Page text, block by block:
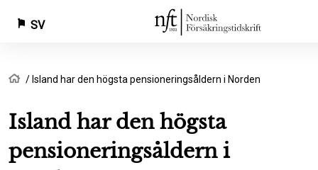
Hoppa
huvudinnehåll
SV
Länkstig
HemIsland har den högsta pensioneringsåldern i Norden
Island har den högsta
pensioneringsåldern i